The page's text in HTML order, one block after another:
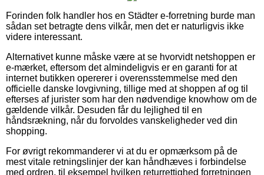
Forinden folk handler hos en Städter e-forretning burde man
sådan set betragte dens vilkår, men det er naturligvis ikke
videre interessant.
Alternativet kunne måske være at se hvorvidt netshoppen er
e-mærket, eftersom det almindeligvis er en garanti for at
internet butikken opererer i overensstemmelse med den
officielle danske lovgivning, tillige med at shoppen af og til
efterses af jurister som har den nødvendige knowhow om de
gældende vilkår. Desuden får du lejlighed til en
håndsrækning, når du forvoldes vanskeligheder ved din
shopping.
For øvrigt rekommanderer vi at du er opmærksom på de
mest vitale retningslinjer der kan håndhæves i forbindelse
med ordren, til eksempel hvilken returrettighed forretningen